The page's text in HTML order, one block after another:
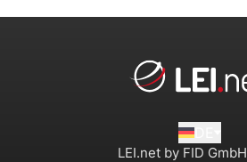
LEI.net by FID